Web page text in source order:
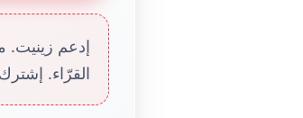
إدعم زينيت.
القرّاء.